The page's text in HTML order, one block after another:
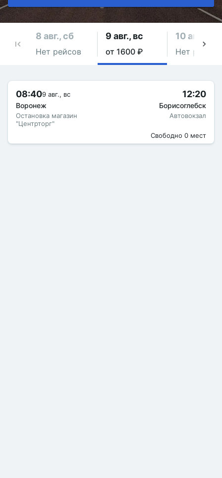
8 авг., сб
Нет рейсов
9 авг., вс
от 1600 ₽
10 авг., пн
Нет рейсов
08:409 авг., вс
Воронеж
Остановка магазин
"Центрторг"
12:20
Борисоглебск
Автовокзал
Свободно 0 мест